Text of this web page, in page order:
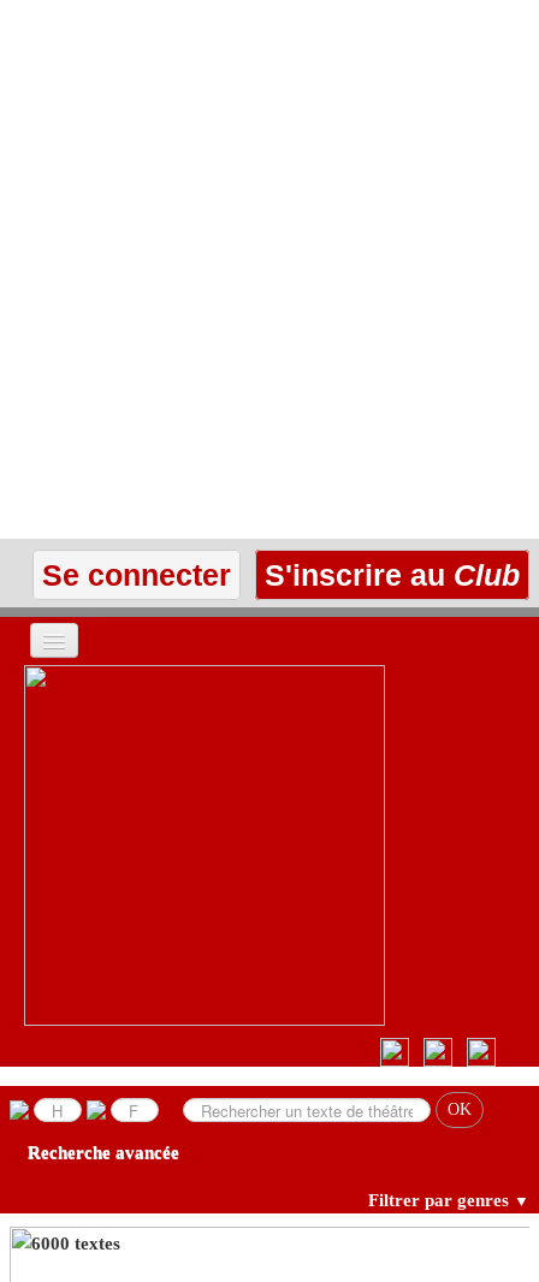
Se connecter S'inscrire au Club
Recherche avancée
Filtrer par genres ▼